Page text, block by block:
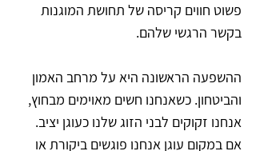
פשוט חווים קריסה של תחושת המוגנות
בקשר הרגשי שלהם.
ההשפעה הראשונה היא על מרחב האמון
והביטחון. כשאנחנו חשים מאוימים מבחוץ,
אנחנו זקוקים לבני הזוג שלנו כעוגן יציב.
אם במקום עוגן אנחנו פוגשים ביקורת או